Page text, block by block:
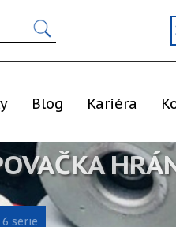
Blog Kariéra
série